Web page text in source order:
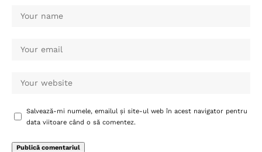
Salvează-mi numele, emailul și site-ul web în acest navigator pentru
data viitoare când o să comentez.